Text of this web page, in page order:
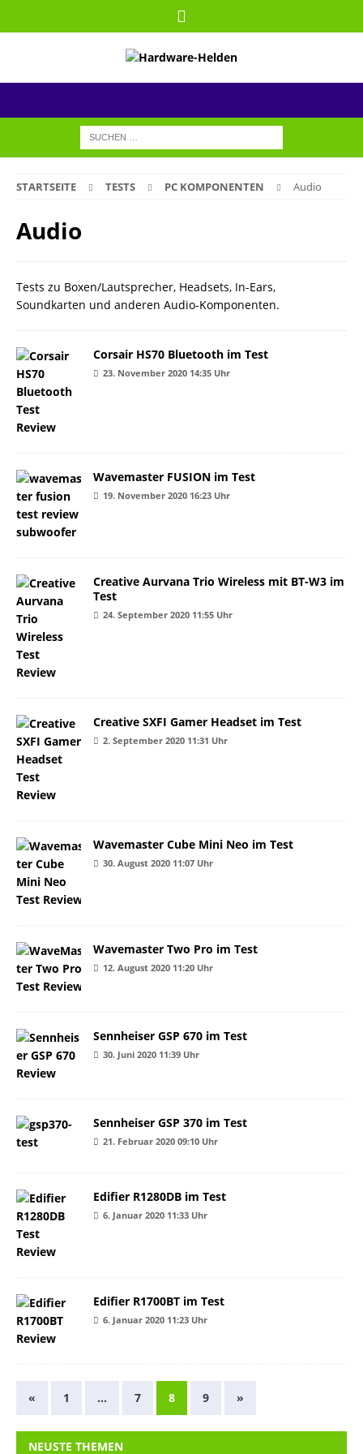
STARTSEITE TESTS PC KOMPONENTEN Audio
Audio
Tests zu Boxen/Lautsprecher, Headsets, In-Ears,
Soundkarten und anderen Audio-Komponenten.
Corsair HS70 Bluetooth im Test
23. November 2020 14:35 Uhr
Wavemaster FUSION im Test
19. November 2020 16:23 Uhr
Creative Aurvana Trio Wireless mit BT-W3 im
Test
24. September 2020 11:55 Uhr
Creative SXFI Gamer Headset im Test
2. September 2020 11:31 Uhr
Wavemaster Cube Mini Neo im Test
30. August 2020 11:07 Uhr
Wavemaster Two Pro im Test
12. August 2020 11:20 Uhr
Sennheiser GSP 670 im Test
30. Juni 2020 11:39 Uhr
Sennheiser GSP 370 im Test
21. Februar 2020 09:10 Uhr
Edifier R1280DB im Test
6. Januar 2020 11:33 Uhr
Edifier R1700BT im Test
6. Januar 2020 11:23 Uhr
« 1 … 7 8 9 »
NEUSTE THEMEN